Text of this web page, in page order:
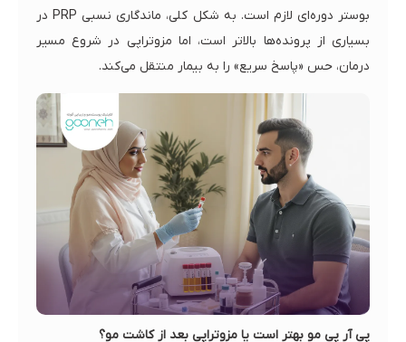
بوستر دوره‌ای لازم است. به شکل کلی، ماندگاری نسبی PRP در
بسیاری از پرونده‌ها بالاتر است، اما مزوتراپی در شروع مسیر
درمان، حس «پاسخ سریع» را به بیمار منتقل می‌کند.
پی آر پی مو بهتر است یا مزوتراپی بعد از کاشت مو؟